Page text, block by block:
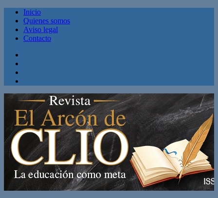
Inicio
Quienes somos
Aviso legal
Contacto